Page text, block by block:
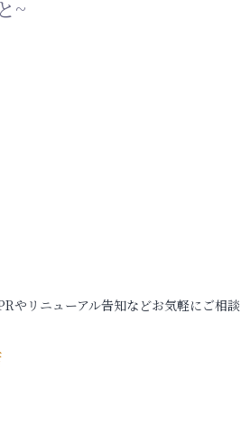
~
やリニューアル告知などお気軽にご相